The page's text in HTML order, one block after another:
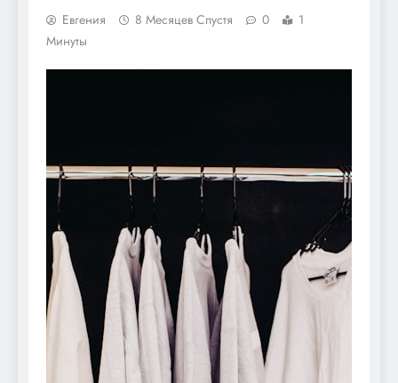
Евгения 8 Месяцев Спустя 0
1
Минуты